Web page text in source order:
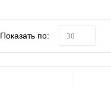
Показать по: 30